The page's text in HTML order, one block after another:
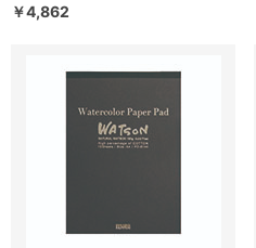
￥4,862